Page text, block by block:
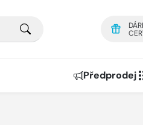
Předprodej